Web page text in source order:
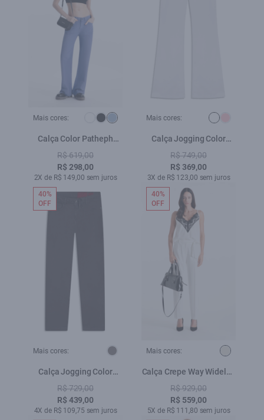
Mais cores:
Calça Color Patheph
Chevalier Azul Jeans
R$ 619,00
R$ 298,00
2X de R$ 149,00 sem juros
Mais cores:
Calça Jogging Color
Preppy Flare Et. Zetex
Branco
R$ 749,00
R$ 369,00
3X de R$ 123,00 sem juros
Mais cores:
Calça Jogging Color
Plumbo
R$ 729,00
R$ 439,00
4X de R$ 109,75 sem juros
40%
OFF
Mais cores:
Calça Crepe Way Wideleg
Off White
R$ 929,00
R$ 559,00
5X de R$ 111,80 sem juros
40%
OFF